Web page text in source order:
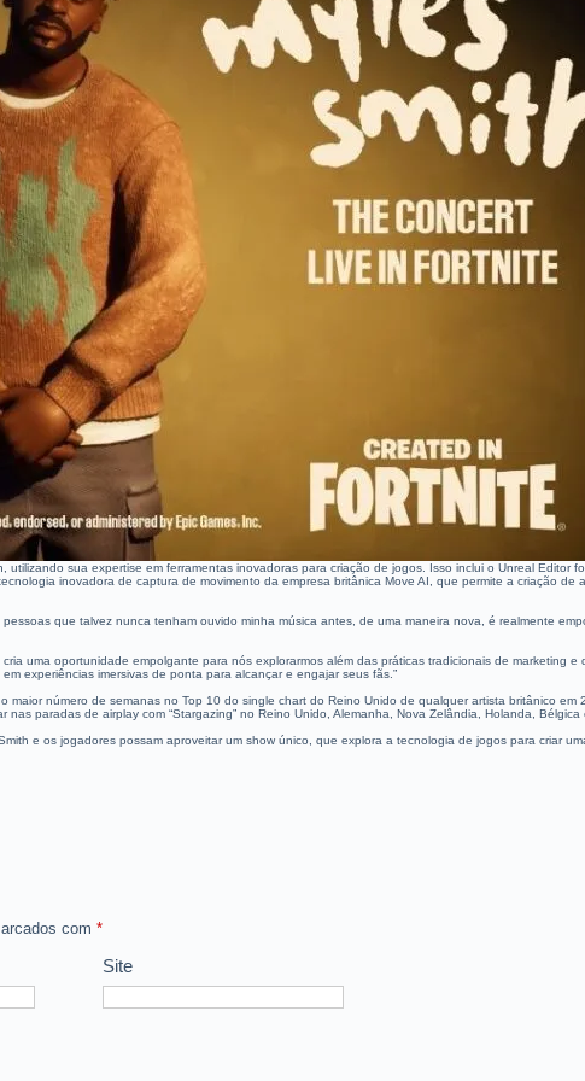
sua expertise em ferramentas inovadoras para criação de jogos. Isso inclui o Unreal Editor
inovadora de captura de movimento da empresa britânica Move AI, que permite a criação
que talvez nunca tenham ouvido minha música antes, de uma maneira nova, é realmente
uma oportunidade empolgante para nós explorarmos além das práticas tradicionais de marketing
experiências imersivas de ponta para alcançar e engajar seus fãs.”
maior número de semanas no Top 10 do single chart do Reino Unido de qualquer artista britânico
paradas de airplay com “Stargazing” no Reino Unido, Alemanha, Nova Zelândia, Holanda, Bélgica
e os jogadores possam aproveitar um show único, que explora a tecnologia de jogos para criar
com *
Site